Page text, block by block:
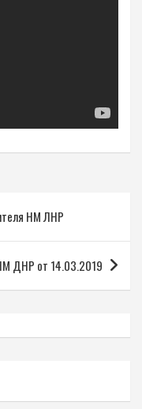
НМ ЛНР
ДНР от 14.03.2019